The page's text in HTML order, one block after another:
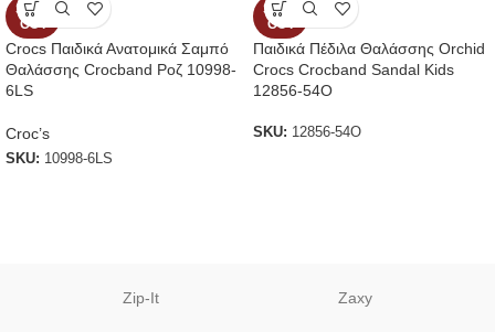
SOLD
OUT
Crocs Παιδικά Ανατομικά Σαμπό
Θαλάσσης Crocband Ροζ 10998-
6LS
Croc’s
SKU: 10998-6LS
SOLD
OUT
Παιδικά Πέδιλα Θαλάσσης Orchid
Crocs Crocband Sandal Kids
12856-54O
SKU: 12856-54O
Zip-It Zaxy